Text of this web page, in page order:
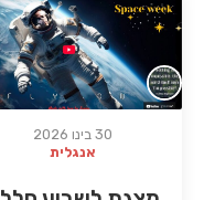
30 בינו 2026
אנגלית